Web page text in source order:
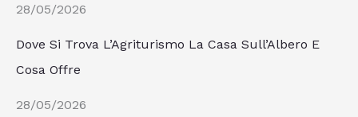
28/05/2026
Dove Si Trova L’Agriturismo La Casa Sull’Albero E
Cosa Offre
28/05/2026